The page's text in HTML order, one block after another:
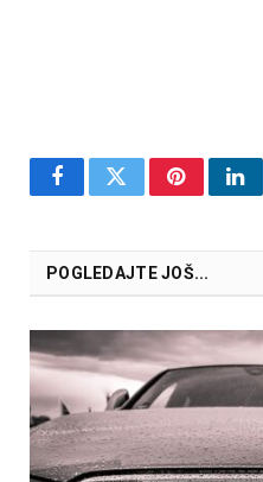
FacebookTwitterPinterest
POGLEDAJTE JOŠ...